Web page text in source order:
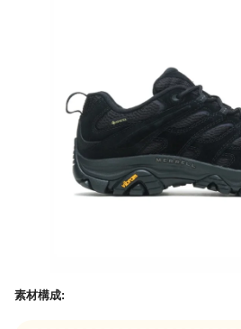
素材構成: